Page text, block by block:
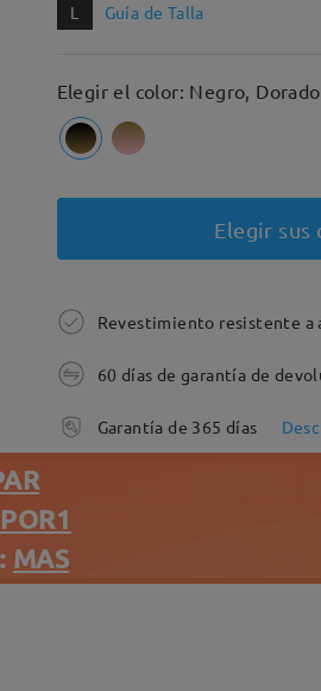
L Guía de Talla
Elegir el color: Negro,
Elegir sus
Revestimiento resistente a
60 días de garantía de
Garantía de 365 días
MAS